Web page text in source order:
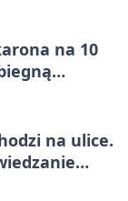
na 10
na ulice.